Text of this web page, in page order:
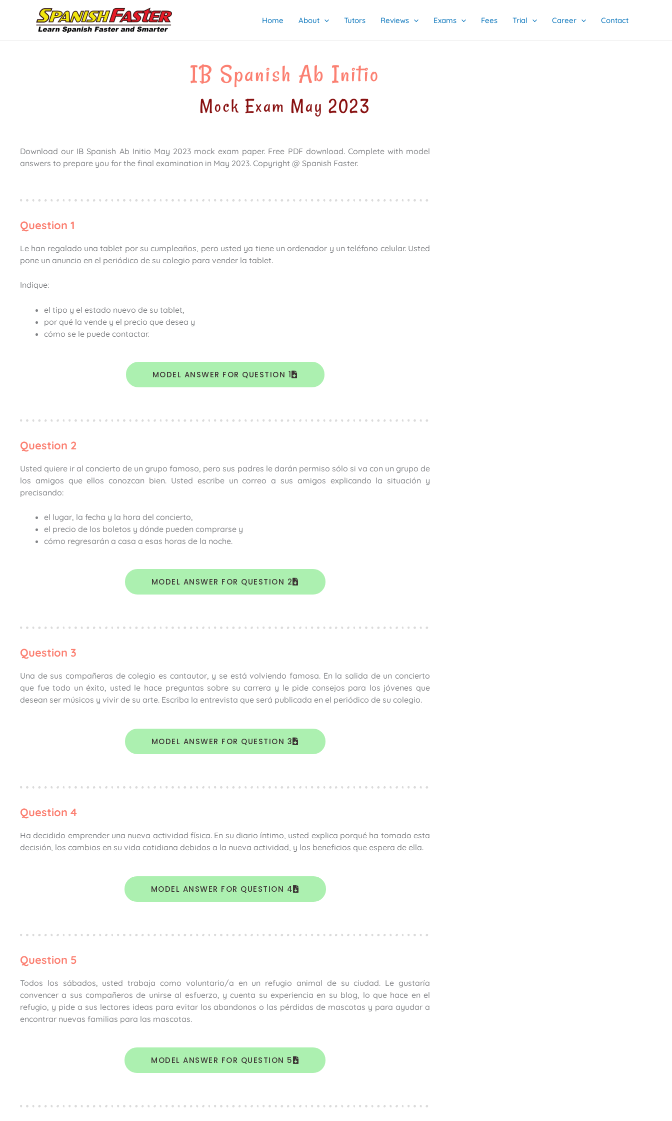
Home About Tutors Reviews Exams Fees Trial Career Contact
IB Spanish Ab Initio
Mock Exam May 2023
Download our IB Spanish Ab Initio May 2023 mock exam paper. Free PDF download. Complete with model
answers to prepare you for the final examination in May 2023. Copyright @ Spanish Faster.
Question 1
Le han regalado una tablet por su cumpleaños, pero usted ya tiene un ordenador y un teléfono celular. Usted
pone un anuncio en el periódico de su colegio para vender la tablet.
Indique:
el tipo y el estado nuevo de su tablet,
por qué la vende y el precio que desea y
cómo se le puede contactar.
MODEL ANSWER FOR QUESTION 1
Question 2
Usted quiere ir al concierto de un grupo famoso, pero sus padres le darán permiso sólo si va con un grupo de
los amigos que ellos conozcan bien. Usted escribe un correo a sus amigos explicando la situación y
precisando:
el lugar, la fecha y la hora del concierto,
el precio de los boletos y dónde pueden comprarse y
cómo regresarán a casa a esas horas de la noche.
MODEL ANSWER FOR QUESTION 2
Question 3
Una de sus compañeras de colegio es cantautor, y se está volviendo famosa. En la salida de un concierto
que fue todo un éxito, usted le hace preguntas sobre su carrera y le pide consejos para los jóvenes que
desean ser músicos y vivir de su arte. Escriba la entrevista que será publicada en el periódico de su colegio.
MODEL ANSWER FOR QUESTION 3
Question 4
Ha decidido emprender una nueva actividad física. En su diario íntimo, usted explica porqué ha tomado esta
decisión, los cambios en su vida cotidiana debidos a la nueva actividad, y los beneficios que espera de ella.
MODEL ANSWER FOR QUESTION 4
Question 5
Todos los sábados, usted trabaja como voluntario/a en un refugio animal de su ciudad. Le gustaría
convencer a sus compañeros de unirse al esfuerzo, y cuenta su experiencia en su blog, lo que hace en el
refugio, y pide a sus lectores ideas para evitar los abandonos o las pérdidas de mascotas y para ayudar a
encontrar nuevas familias para las mascotas.
MODEL ANSWER FOR QUESTION 5